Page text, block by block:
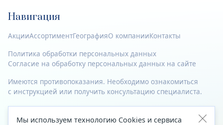
Навигация
АкцииАссортиментГеографияО компанииКонтакты
Политика обработки персональных данных
Согласие на обработку персональных данных на сайте
Имеются противопоказания. Необходимо ознакомиться
с инструкцией или получить консультацию специалиста.
© 2023—2026 Все права защищены.
Мы используем технологию Cookies и сервиса